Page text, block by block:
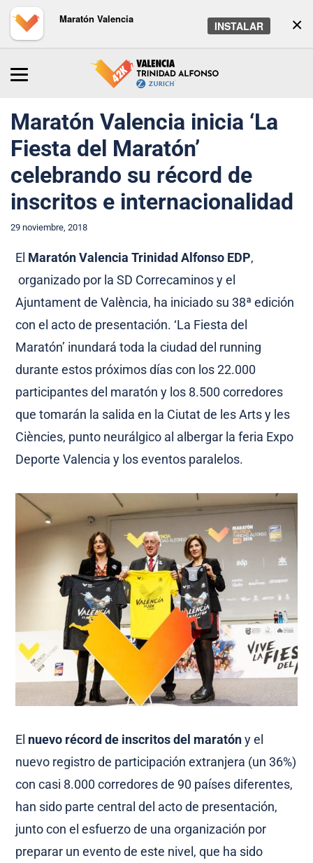
×
Maratón Valencia
INSTALAR
Noticias
Maratón Valencia inicia ‘La
Fiesta del Maratón’
celebrando su récord de
inscritos e internacionalidad
29 noviembre, 2018
El Maratón Valencia Trinidad Alfonso EDP,
organizado por la SD Correcaminos y el
Ajuntament de València, ha iniciado su 38ª edición
con el acto de presentación. ‘La Fiesta del
Maratón’ inundará toda la ciudad del running
durante estos próximos días con los 22.000
participantes del maratón y los 8.500 corredores
que tomarán la salida en la Ciutat de les Arts y les
Ciències, punto neurálgico al albergar la feria Expo
Deporte Valencia y los eventos paralelos.
El nuevo récord de inscritos del maratóny el
nuevo registro de participación extranjera (un 36%)
con casi 8.000 corredores de 90 países diferentes,
han sido parte central del acto de presentación,
junto con el esfuerzo de una organización por
preparar un evento de este nivel, que ha sido